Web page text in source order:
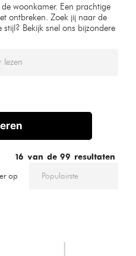
woonkamer. Een prachtige
ontbreken. Zoek jij naar de
Bekijk snel ons bijzondere
lezen
16 van de 99 resultaten
op